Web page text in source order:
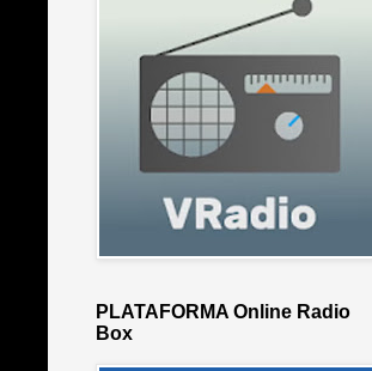
PLATAFORMA Online Radio
Box